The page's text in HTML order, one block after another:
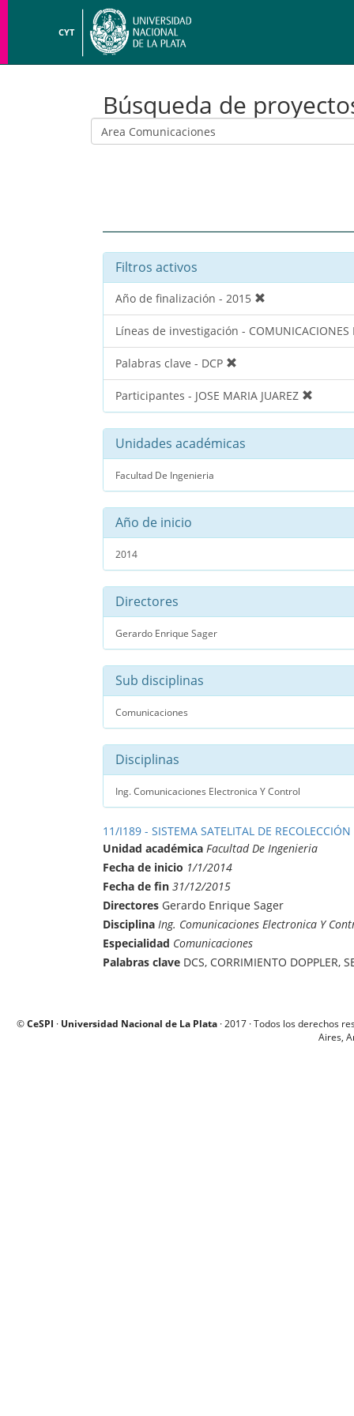
CYT
Búsqueda de
Filtros activos
Año de finalización - 2015
Líneas de investigación - COMUNICACIONES
Palabras clave - DCP
Participantes - JOSE MARIA JUAREZ
Unidades académicas
Facultad De Ingenieria
Año de inicio
2014
Directores
Gerardo Enrique Sager
Sub disciplinas
Comunicaciones
Disciplinas
Ing. Comunicaciones Electronica Y Control
11/I189 - SISTEMA SATELITAL DE
Unidad académica Facultad De Ingenieria
Fecha de inicio 1/1/2014
Fecha de fin 31/12/2015
Directores Gerardo Enrique Sager
Disciplina Ing. Comunicaciones Electronica Y
Especialidad Comunicaciones
Palabras clave DCS, CORRIMIENTO DOPPLER,
©CeSPI · Universidad Nacional de La Plata · 2017 · Todos los derechos
Aires,